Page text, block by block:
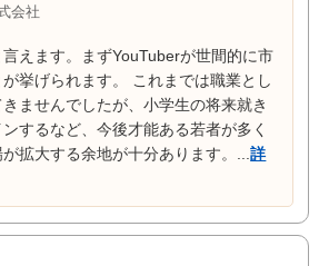
会社
えます。まずYouTuberが世間的に市
挙げられます。 これまでは職業とし
ませんでしたが、小学生の将来就き
するなど、今後才能ある若者が多く
拡大する余地が十分あります。...詳